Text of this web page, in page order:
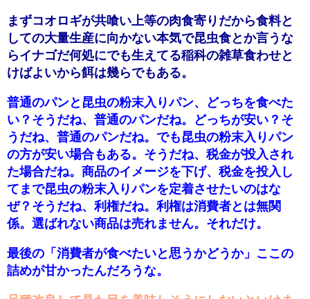
まずコオロギが共喰い上等の肉食寄りだから食料と
しての大量生産に向かない本気で昆虫食とか言うな
らイナゴだ何処にでも生えてる稲科の雑草食わせと
けばよいから餌は幾らでもある。
普通のパンと昆虫の粉末入りパン、どっちを食べた
い？そうだね、普通のパンだね。どっちが安い？そ
うだね、普通のパンだね。でも昆虫の粉末入りパン
の方が安い場合もある。そうだね、税金が投入され
た場合だね。商品のイメージを下げ、税金を投入し
てまで昆虫の粉末入りパンを定着させたいのはな
ぜ？そうだね、利権だね。利権は消費者とは無関
係。選ばれない商品は売れません。それだけ。
最後の「消費者が食べたいと思うかどうか」ここの
詰めが甘かったんだろうな。